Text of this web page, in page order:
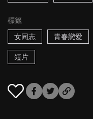
標籤
女同志
青春戀愛
短片